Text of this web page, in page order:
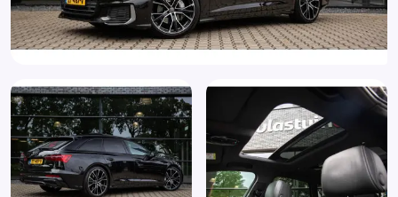
Anti Blokkeer Systeem
Anti doorSlip Regeling
Armsteun voor
Assistentie Pakket
Assistentiepakket City (PCM)
Audi Drive Select
Audio installatie